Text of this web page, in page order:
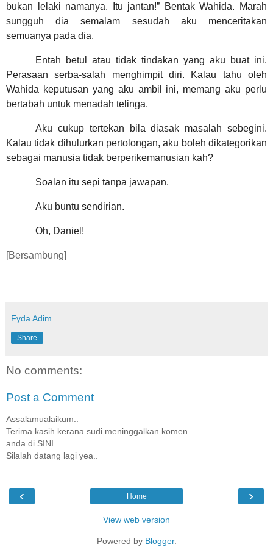
bukan lelaki namanya. Itu jantan!” Bentak Wahida. Marah
sungguh dia semalam sesudah aku menceritakan
semuanya pada dia.
Entah betul atau tidak tindakan yang aku buat ini.
Perasaan serba-salah menghimpit diri. Kalau tahu oleh
Wahida keputusan yang aku ambil ini, memang aku perlu
bertabah untuk menadah telinga.
Aku cukup tertekan bila diasak masalah sebegini.
Kalau tidak dihulurkan pertolongan, aku boleh dikategorikan
sebagai manusia tidak berperikemanusian kah?
Soalan itu sepi tanpa jawapan.
Aku buntu sendirian.
Oh, Daniel!
[Bersambung]
Fyda Adim
Share
No comments:
Post a Comment
Assalamualaikum..
Terima kasih kerana sudi meninggalkan komen
anda di SINI..
Silalah datang lagi yea..
‹ ›
Home
View web version
Powered by Blogger.